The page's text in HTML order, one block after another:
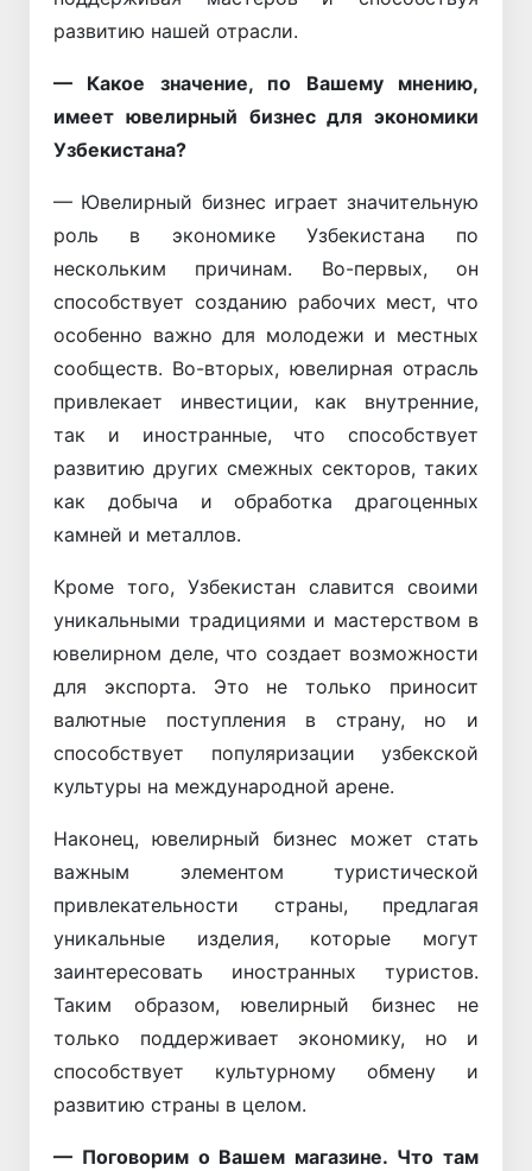
развитию нашей отрасли.
— Какое значение, по Вашему мнению,
имеет ювелирный бизнес для экономики
Узбекистана?
— Ювелирный бизнес играет значительную
роль в экономике Узбекистана по
нескольким причинам. Во-первых, он
способствует созданию рабочих мест, что
особенно важно для молодежи и местных
сообществ. Во-вторых, ювелирная отрасль
привлекает инвестиции, как внутренние,
так и иностранные, что способствует
развитию других смежных секторов, таких
как добыча и обработка драгоценных
камней и металлов.
Кроме того, Узбекистан славится своими
уникальными традициями и мастерством в
ювелирном деле, что создает возможности
для экспорта. Это не только приносит
валютные поступления в страну, но и
способствует популяризации узбекской
культуры на международной арене.
Наконец, ювелирный бизнес может стать
важным элементом туристической
привлекательности страны, предлагая
уникальные изделия, которые могут
заинтересовать иностранных туристов.
Таким образом, ювелирный бизнес не
только поддерживает экономику, но и
способствует культурному обмену и
развитию страны в целом.
— Поговорим о Вашем магазине. Что там